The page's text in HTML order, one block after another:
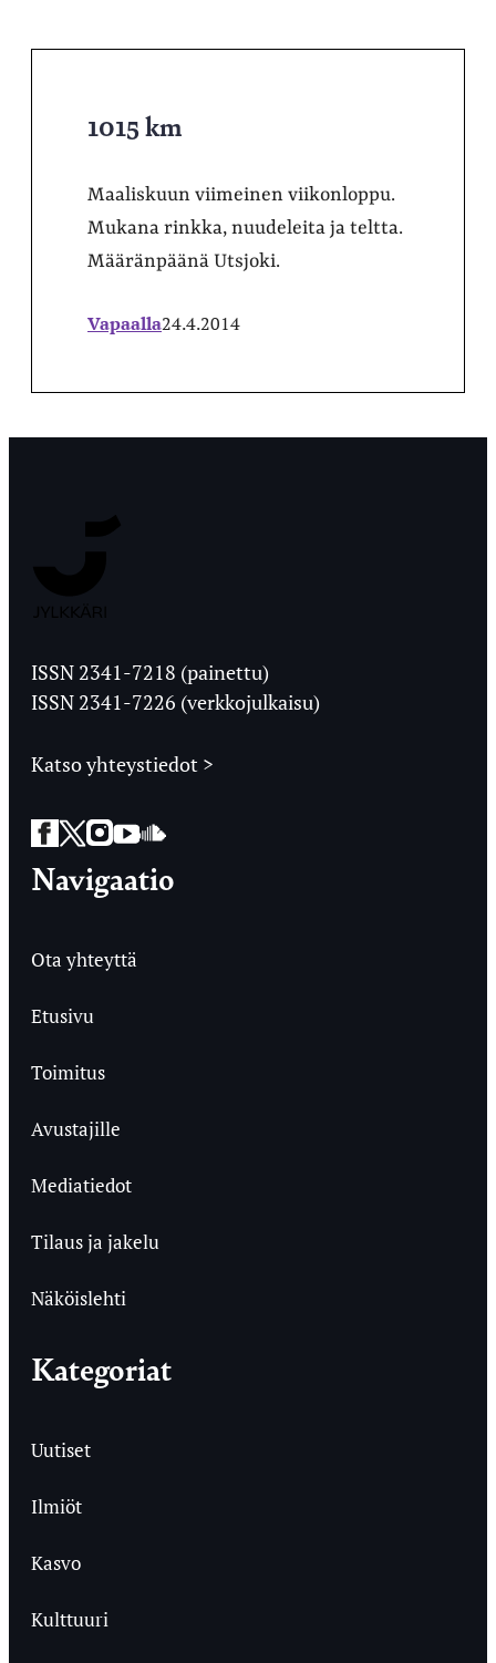
1015 km
Maaliskuun viimeinen viikonloppu.
Mukana rinkka, nuudeleita ja teltta.
Määränpäänä Utsjoki.
Vapaalla24.4.2014
Ylioppilaslehti
ISSN 2341-7218 (painettu)
ISSN 2341-7226 (verkkojulkaisu)
Katso yhteystiedot >
Facebook
Twitter
Instagram
YouTube
SoundCloud
Navigaatio
Ota yhteyttä
Etusivu
Toimitus
Avustajille
Mediatiedot
Tilaus ja jakelu
Näköislehti
Kategoriat
Uutiset
Ilmiöt
Kasvo
Kulttuuri